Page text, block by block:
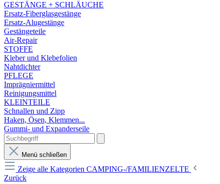
GESTÄNGE + SCHLÄUCHE
Ersatz-Fiberglasgestänge
Ersatz-Alugestänge
Gestängeteile
Air-Repair
STOFFE
Kleber und Klebefolien
Nahtdichter
PFLEGE
Imprägniermittel
Reinigungsmittel
KLEINTEILE
Schnallen und Zipp
Haken, Ösen, Klemmen...
Gummi- und Expanderseile
Menü schließen
Zeige alle Kategorien CAMPING-/FAMILIENZELTE
Zurück